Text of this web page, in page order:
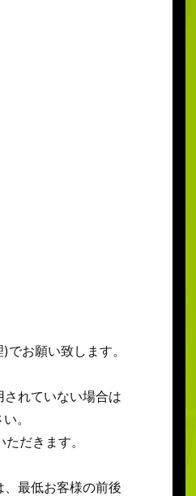
お願い致します。
れていない場合は
。
だきます。
最低お客様の前後